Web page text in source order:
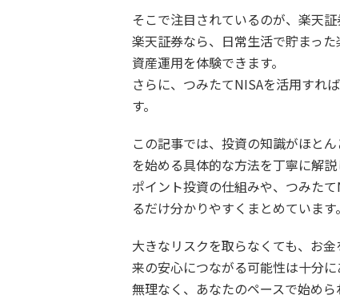
そこで注目されているのが、楽天証
楽天証券なら、日常生活で貯まっ
資産運用を体験できます。
さらに、つみたてNISAを活用すれ
す。
この記事では、投資の知識がほと
を始める具体的な方法を丁寧に解説
ポイント投資の仕組みや、つみた
るだけ分かりやすくまとめています。
大きなリスクを取らなくても、お
来の安心につながる可能性は十分に
無理なく、あなたのペースで始め